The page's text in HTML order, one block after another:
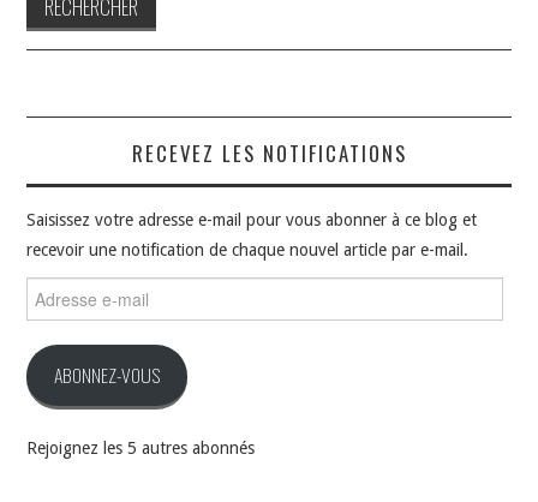
RECEVEZ LES NOTIFICATIONS
Saisissez votre adresse e-mail pour vous abonner à ce blog et
recevoir une notification de chaque nouvel article par e-mail.
e-
ABONNEZ-VOUS
Rejoignez les 5 autres abonnés